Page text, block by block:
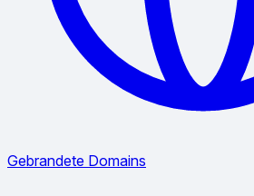
Gebrandete Domains